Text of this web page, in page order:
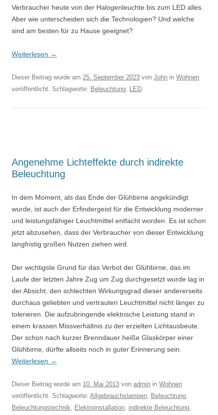
Verbraucher heute von der Halogenleuchte bis zum LED alles.
Aber wie unterscheiden sich die Technologien? Und welche
sind am besten für zu Hause geeignet?
Weiterlesen →
Dieser Beitrag wurde am 25. September 2023 von John in Wohnen
veröffentlicht. Schlagworte: Beleuchtung, LED.
Angenehme Lichteffekte durch indirekte
Beleuchtung
In dem Moment, als das Ende der Glühbirne angekündigt
wurde, ist auch der Erfindergeist für die Entwicklung moderner
und leistungsfähiger Leuchtmittel entfacht worden. Es ist schon
jetzt abzusehen, dass der Verbraucher von dieser Entwicklung
langfristig großen Nutzen ziehen wird.
Der wichtigste Grund für das Verbot der Glühbirne, das im
Laufe der letzten Jahre Zug um Zug durchgesetzt wurde lag in
der Absicht, den schlechten Wirkungsgrad dieser andererseits
durchaus geliebten und vertrauten Leuchtmittel nicht länger zu
tolerieren. Die aufzubringende elektrische Leistung stand in
einem krassen Missverhältnis zu der erzielten Lichtausbeute.
Der schon nach kurzer Brenndauer heiße Glaskörper einer
Glühbirne, dürfte allseits noch in guter Erinnerung sein.
Weiterlesen →
Dieser Beitrag wurde am 10. Mai 2013 von admin in Wohnen
veröffentlicht. Schlagworte: Allgebrauchslampen, Beleuchtung,
Beleuchtungstechnik, Elektroinstallation, indirekte Beleuchtung,